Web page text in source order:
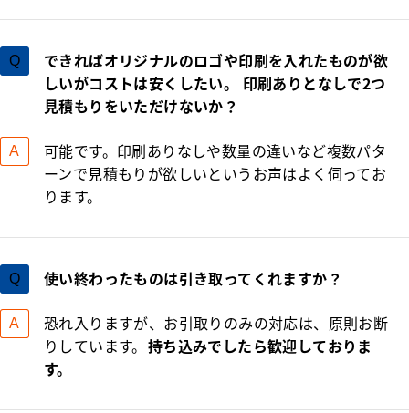
できればオリジナルのロゴや印刷を入れたものが欲
しいがコストは安くしたい。 印刷ありとなしで2つ
見積もりをいただけないか？
可能です。印刷ありなしや数量の違いなど複数パタ
ーンで見積もりが欲しいというお声はよく伺ってお
ります。
使い終わったものは引き取ってくれますか？
恐れ入りますが、お引取りのみの対応は、原則お断
りしています。 持ち込みでしたら歓迎しておりま
す。